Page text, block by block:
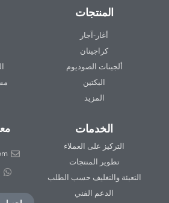
المنتجات
أغار-آجار
كراجينان
ألجينات الصوديوم
البكتين
المزيد
الخدمات
التركيز على العملاء
تطوير المنتجات
التعبئة والتغليف حسب الطلب
الدعم الفني